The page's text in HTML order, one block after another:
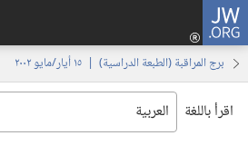
JW.ORG
برج المراقبة (‏الطبعة الدراسية)‏ | ‏‎١٥‏ ‏‎أيار/مايو‏ ‎٢٠٠٢
اقرأ باللغة